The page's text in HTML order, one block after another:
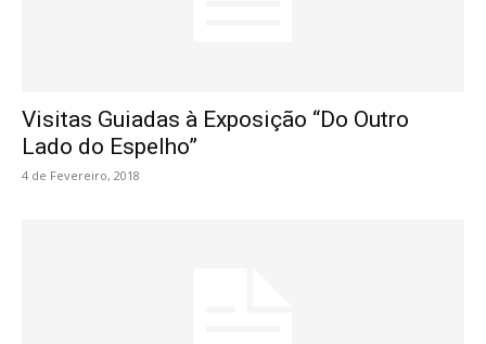
Visitas Guiadas à Exposição “Do Outro
Lado do Espelho”
4 de Fevereiro, 2018